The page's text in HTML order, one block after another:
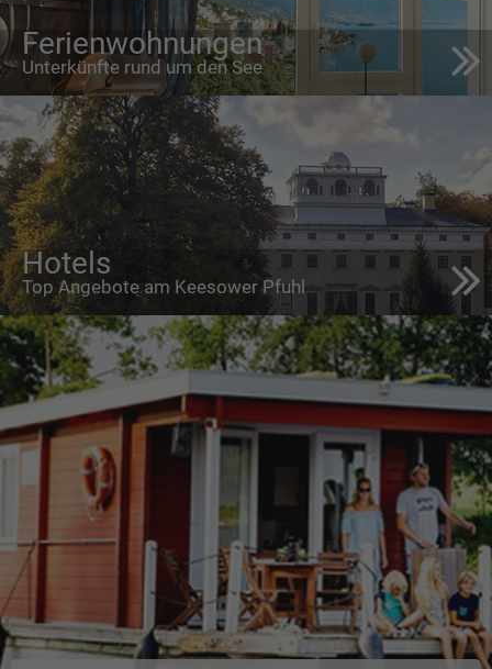
Ferienwohnungen
Unterkünfte rund um den See
Hotels
Top Angebote am Keesower Pfuhl